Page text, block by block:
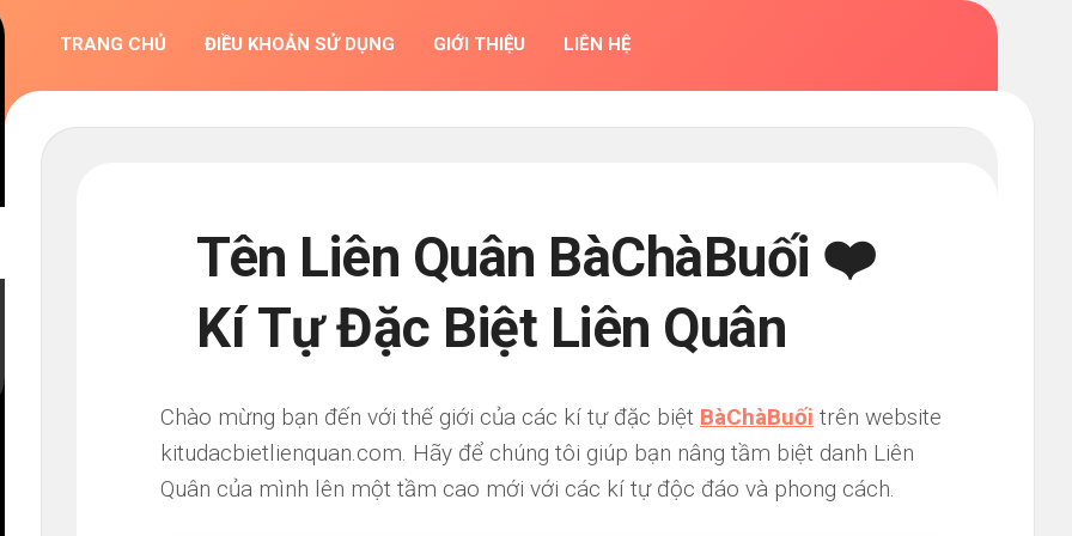
TRANG CHỦ ĐIỀU KHOẢN SỬ DỤNG GIỚI THIỆU LIÊN HỆ
Tên Liên Quân BàChàBuối ❤️
Kí Tự Đặc Biệt Liên Quân
Chào mừng bạn đến với thế giới của các kí tự đặc biệt BàChàBuối trên website
kitudacbietlienquan.com. Hãy để chúng tôi giúp bạn nâng tầm biệt danh Liên
Quân của mình lên một tầm cao mới với các kí tự độc đáo và phong cách.